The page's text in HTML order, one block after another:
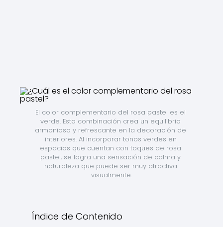
El color complementario del rosa pastel es el
verde. Esta combinación crea un equilibrio
armonioso y refrescante en la decoración de
interiores. Al incorporar tonos verdes en
espacios que cuentan con toques de rosa
pastel, se logra una sensación de calma y
naturaleza que puede ser muy atractiva
visualmente.
Índice de Contenido